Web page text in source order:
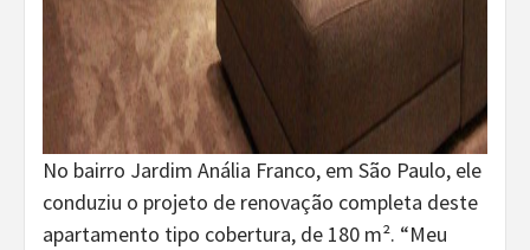
No bairro Jardim Anália Franco, em São Paulo, ele
conduziu o projeto de renovação completa deste
apartamento tipo cobertura, de 180 m². “Meu